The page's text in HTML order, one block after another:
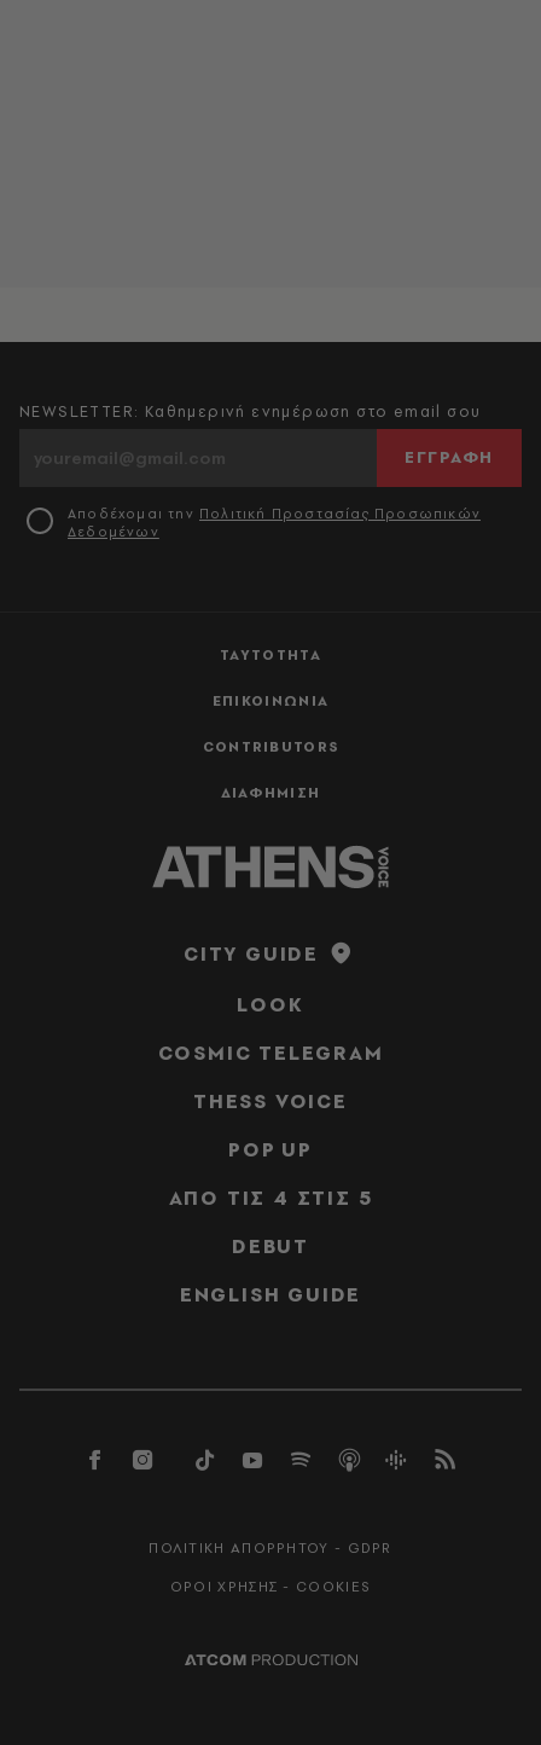
ΤΑΥΤΟΤΗΤΑ
ΕΠΙΚΟΙΝΩΝΙΑ
CONTRIBUTORS
ΔΙΑΦΗΜΙΣΗ
NEWSLETTER: Καθημερινή ενημέρωση στο email σου
ΕΓΓΡΑΦΗ
Αποδέχομαι την Πολιτική Προστασίας Προσωπικών
Δεδομένων
CITY GUIDE
LOOK
COSMIC TELEGRAM
THESS VOICE
POP UP
ΑΠΟ ΤΙΣ 4 ΣΤΙΣ 5
DEBUT
ENGLISH GUIDE
ΠΟΛΙΤΙΚΗ ΑΠΟΡΡΗΤΟΥ - GDPR
ΟΡΟΙ ΧΡΗΣΗΣ - COOKIES